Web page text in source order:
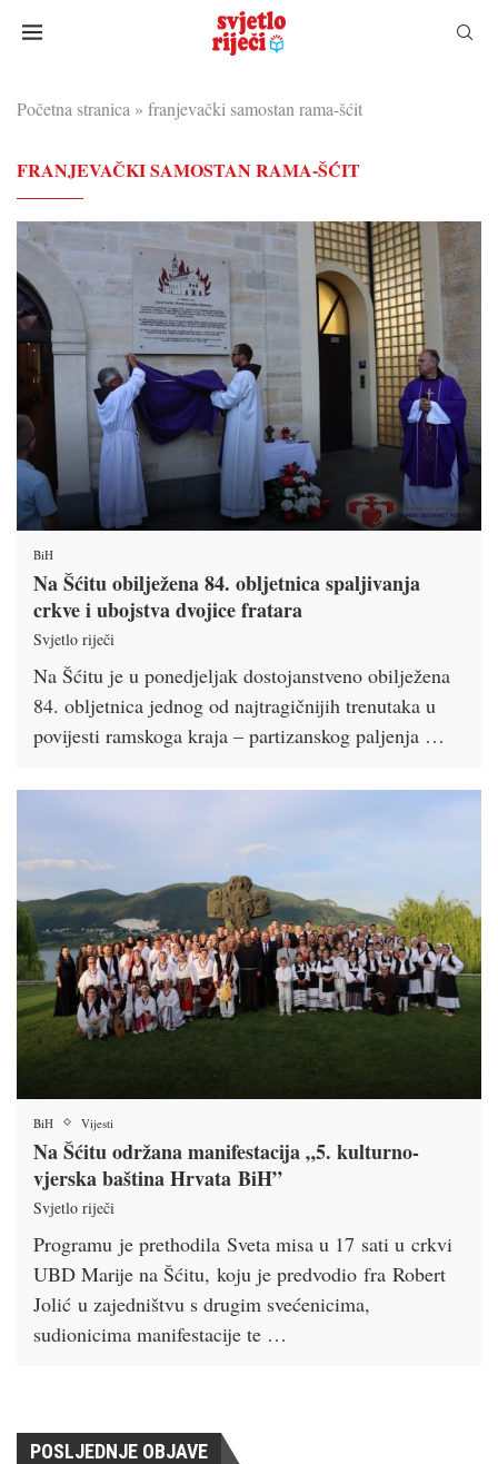
Početna stranica » franjevački samostan rama-šćit
FRANJEVAČKI SAMOSTAN RAMA-ŠĆIT
BiH
Na Šćitu obilježena 84. obljetnica spaljivanja
crkve i ubojstva dvojice fratara
Svjetlo riječi
Na Šćitu je u ponedjeljak dostojanstveno obilježena
84. obljetnica jednog od najtragičnijih trenutaka u
povijesti ramskoga kraja – partizanskog paljenja …
BiH Vijesti
Na Šćitu održana manifestacija „5. kulturno-
vjerska baština Hrvata BiH”
Svjetlo riječi
Programu je prethodila Sveta misa u 17 sati u crkvi
UBD Marije na Šćitu, koju je predvodio fra Robert
Jolić u zajedništvu s drugim svećenicima,
sudionicima manifestacije te …
POSLJEDNJE OBJAVE